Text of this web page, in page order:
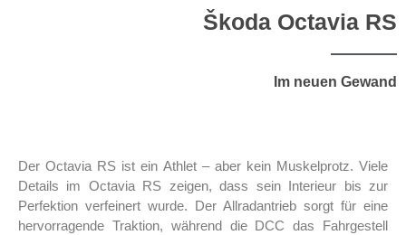
Škoda Octavia RS
Im neuen Gewand
Der Octavia RS ist ein Athlet – aber kein Muskelprotz. Viele
Details im Octavia RS zeigen, dass sein Interieur bis zur
Perfektion verfeinert wurde. Der Allradantrieb sorgt für eine
hervorragende Traktion, während die DCC das Fahrgestell